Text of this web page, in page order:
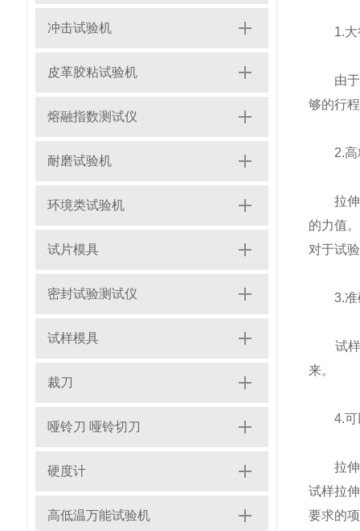
冲击试验机
皮革胶粘试验机
熔融指数测试仪
耐磨试验机
环境类试验机
试片模具
密封试验测试仪
试样模具
裁刀
哑铃刀 哑铃切刀
硬度计
高低温万能试验机
1.大
由于橡
够的行
2.高精
拉伸橡
的力值
对于试
3.准确
试样标
来。
4.可以
拉伸试
试样拉
要求的